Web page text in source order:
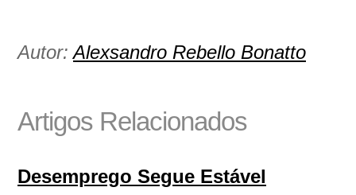
Autor:Alexsandro Rebello Bonatto
Artigos Relacionados
Desemprego Segue Estável